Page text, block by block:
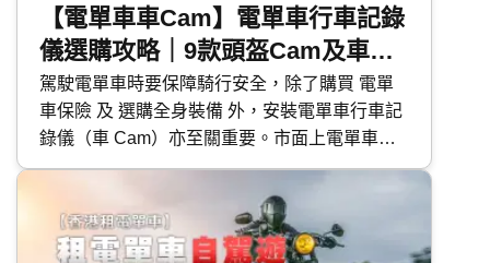
【電單車車Cam】電單車行車記錄
儀選購攻略｜9款頭盔Cam及車身
Cam推薦
駕駛電單車時要保障騎行安全，除了購買 電單
車保險 及 選購全身裝備 外，安裝電單車行車記
錄儀（車 Cam）亦至關重要。市面上電單車車
Cam 款式眾多、功能特點各異， 快而保
Kwiksure 為大家分享電單車車 Cam 選購攻略，
並推介 9 款頭盔 Cam 及車身 Cam，使各位騎士
得到最大保障。 快而保 超過 25 年專營 汽車保